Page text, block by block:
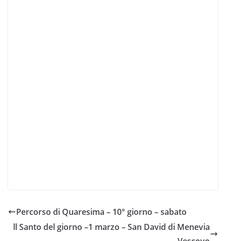
Percorso di Quaresima – 10° giorno – sabato
ll Santo del giorno –1 marzo – San David di Menevia